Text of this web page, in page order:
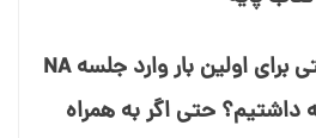
آیا به خاطر داریم وقتی برای اولین بار وارد جلسه NA
حتی اگر به همراه